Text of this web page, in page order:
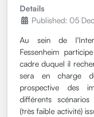
Details
Published: 05
Au sein de
Fessenheim
cadre duquel il
sera en charge
prospective des
différents
(très faible activité)